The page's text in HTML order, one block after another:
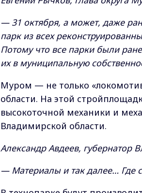
— 31 октября, а может, даже
парк из всех
Потому что все парки были
их в муниципальную
Муром — не только
области. На этой
высокоточной механики и
Владимирской области.
Александр Авдеев, губернатор
— Материалы и так далее… Где